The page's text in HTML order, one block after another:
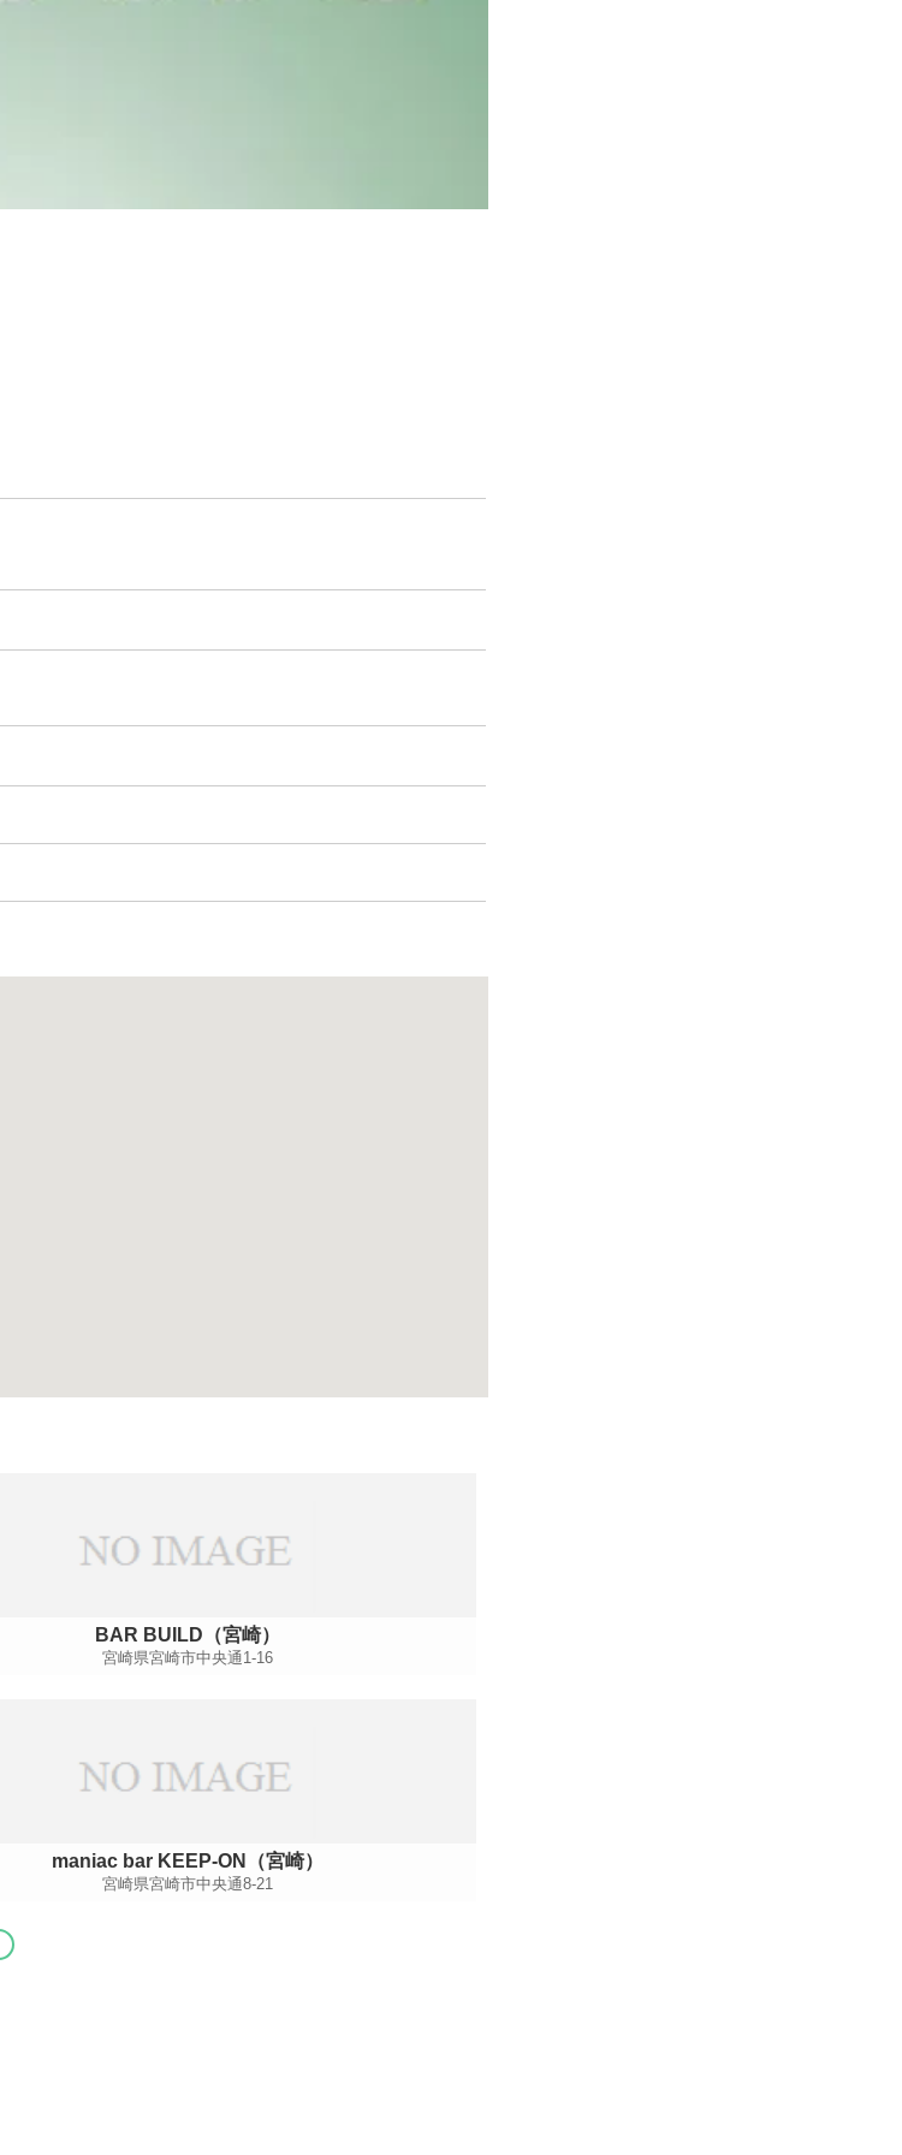
BAR BUILD（宮崎）
宮崎県宮崎市中央通1-16
maniac bar KEEP-ON（宮崎）
宮崎県宮崎市中央通8-21